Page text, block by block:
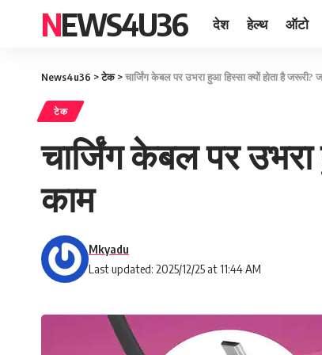
NEWS4U36 देश हेल्थ ऑटो
News4u36 >टेक>चार्जिंग केबल पर उभरा हुआ हिस्सा क्यों होता है जरूरी?
टेक
चार्जिंग केबल पर
काम
Last updated: 2025/12/25 at 11:44 AM
Mkyadu